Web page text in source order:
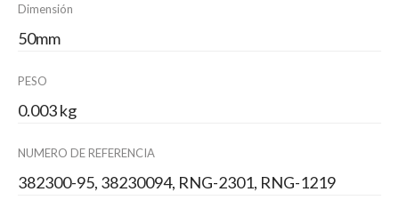
Dimensión
50mm
PESO
0.003 kg
NUMERO DE REFERENCIA
382300-95, 38230094, RNG-2301, RNG-1219